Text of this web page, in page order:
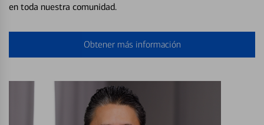
en toda nuestra comunidad.
Obtener más información